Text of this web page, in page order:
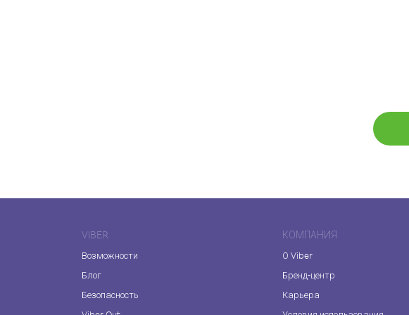
VIBER
Возможности
Блог
Безопасность
КОМПАНИЯ
О Viber
Бренд-центр
Карьера